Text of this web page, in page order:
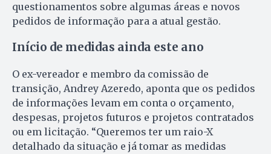
questionamentos sobre algumas áreas e novos
pedidos de informação para a atual gestão.
Início de medidas ainda este ano
O ex-vereador e membro da comissão de
transição, Andrey Azeredo, aponta que os pedidos
de informações levam em conta o orçamento,
despesas, projetos futuros e projetos contratados
ou em licitação. “Queremos ter um raio-X
detalhado da situação e já tomar as medidas